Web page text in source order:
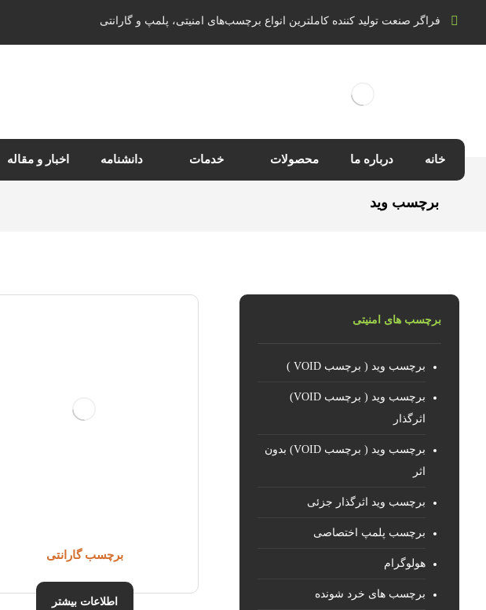
فراگر صنعت تولید کننده کاملترین انواع برچسب‌های امنیتی، پلمپ و گارانتی
خانه درباره ما محصولات خدمات دانشنامه اخبار و مقاله
برچسب وید
برچسب گارانتی
اطلاعات بیشتر
برچسب های امنیتی
برچسب وید ( برچسب VOID )
برچسب وید ( برچسب VOID)
اثرگذار
برچسب وید ( برچسب VOID) بدون
اثر
برچسب وید اثرگذار جزئی
برچسب پلمپ اختصاصی
هولوگرام
برچسب های خرد شونده